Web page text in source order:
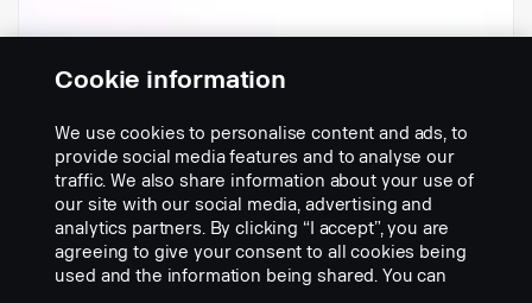
Adaptateur MINI DIN pour Orlaco
4 broches.
Réf.:2660325
Cookie information
We use cookies to personalise content and ads, to
provide social media features and to analyse our
traffic. We also share information about your use of
our site with our social media, advertising and
analytics partners. By clicking “I accept”, you are
agreeing to give your consent to all cookies being
used and the information being shared. You can